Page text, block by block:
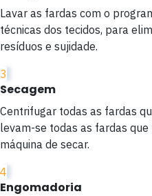
Lavar as fardas com o
técnicas dos tecidos, para
resíduos e sujidade.
3
Secagem
Centrifugar todas as fardas
levam-se todas as fardas
máquina de secar.
4
Engomadoria